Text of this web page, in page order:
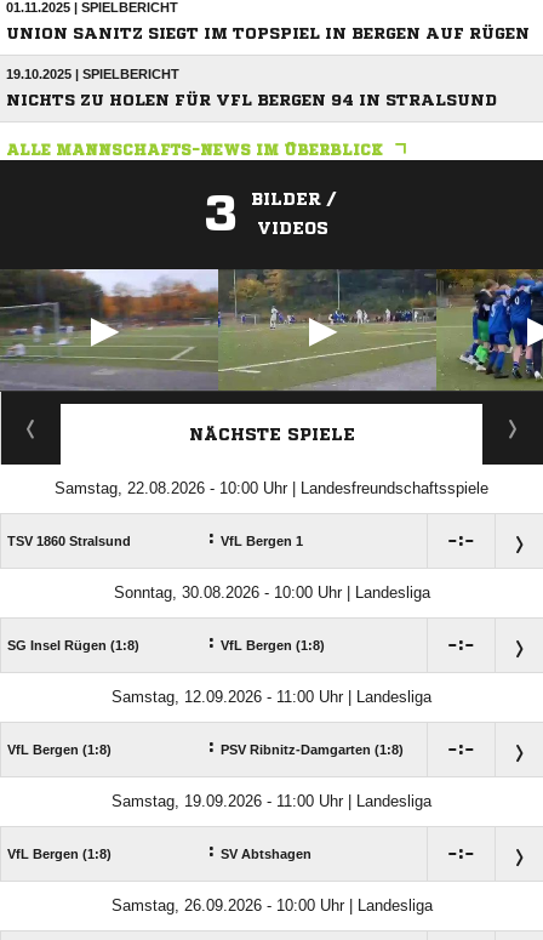
01.11.2025 | SPIELBERICHT
UNION SANITZ SIEGT IM TOPSPIEL IN BERGEN AUF RÜGEN
19.10.2025 | SPIELBERICHT
NICHTS ZU HOLEN FÜR VFL BERGEN 94 IN STRALSUND
ALLE MANNSCHAFTS-NEWS IM ÜBERBLICK
3
BILDER /
VIDEOS
ANZEIGE
NÄCHSTE SPIELE
Samstag, 22.08.2026 - 10:00 Uhr | Landesfreundschaftsspiele
TSV 1860 Stralsund : VfL Bergen 1 :
Sonntag, 30.08.2026 - 10:00 Uhr | Landesliga
SG Insel Rügen (1:8) : VfL Bergen (1:8) :
Samstag, 12.09.2026 - 11:00 Uhr | Landesliga
VfL Bergen (1:8) : PSV Ribnitz-Damgarten (1:8) :
Samstag, 19.09.2026 - 11:00 Uhr | Landesliga
VfL Bergen (1:8) : SV Abtshagen :
Samstag, 26.09.2026 - 10:00 Uhr | Landesliga